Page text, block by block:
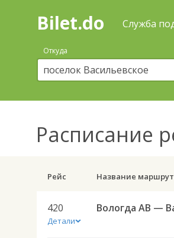
Поиск
покупка
билетов
автобус
онлайн
Bilet.do Служба
Откуда
Расписание
Рейс Название
420
Детали